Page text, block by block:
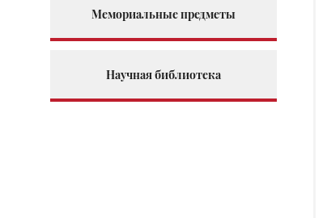
Мемориальные предметы
Научная библиотека